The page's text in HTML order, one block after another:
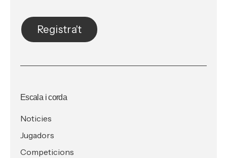
Registra't
Escala i corda
Noticies
Jugadors
Competicions